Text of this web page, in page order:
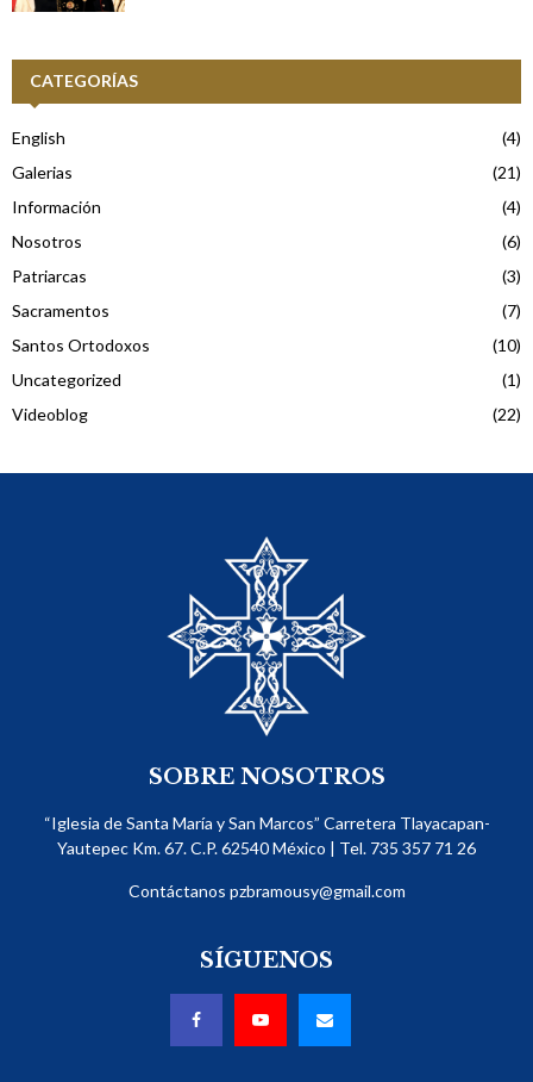
CATEGORÍAS
English
(4)
Galerias
(21)
Información
(4)
Nosotros
(6)
Patriarcas
(3)
Sacramentos
(7)
Santos Ortodoxos
(10)
Uncategorized
(1)
Videoblog
(22)
SOBRE NOSOTROS
“Iglesia de Santa María y San Marcos” Carretera Tlayacapan-
Yautepec Km. 67. C.P. 62540​ México | Tel. 735 357 71 26
Contáctanos pzbramousy@gmail.com
SÍGUENOS